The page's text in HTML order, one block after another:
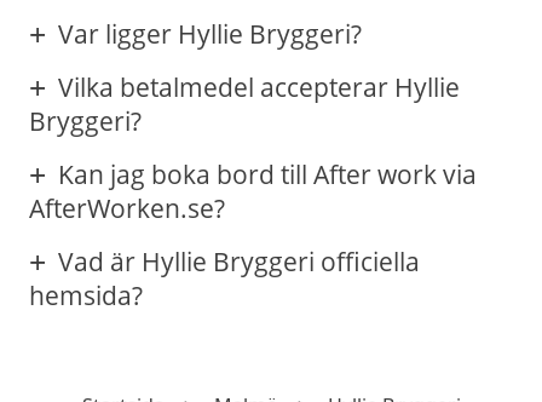
Var ligger Hyllie Bryggeri?
Vilka betalmedel accepterar Hyllie
Bryggeri?
Kan jag boka bord till After work via
AfterWorken.se?
Vad är Hyllie Bryggeri officiella
hemsida?